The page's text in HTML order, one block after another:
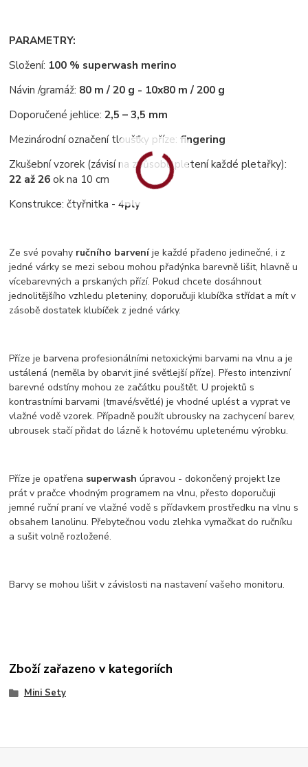
PARAMETRY:
Složení: 100 % superwash merino
Návin /gramáž: 80 m / 20 g - 10x80 m / 200 g
Doporučené jehlice:2,5 – 3,5 mm
Mezinárodní označení tloušťky příze:fingering
Zkušební vzorek (závisí na způsobu pletení každé pletařky):
22 až 26ok na 10 cm
Konstrukce: čtyřnitka -4ply
Ze své povahy ručního barveníje každé přadeno jedinečné, i z
jedné várky se mezi sebou mohou přadýnka barevně lišit, hlavně u
vícebarevných a prskaných přízí. Pokud chcete dosáhnout
jednolitějšího vzhledu pleteniny, doporučuji klubíčka střídat a mít v
zásobě dostatek klubíček z jedné várky.
Příze je barvena profesionálními netoxickými barvami na vlnu a je
ustálená (neměla by obarvit jiné světlejší příze). Přesto intenzivní
barevné odstíny mohou ze začátku pouštět. U projektů s
kontrastními barvami (tmavé/světlé) je vhodné uplést a vyprat ve
vlažné vodě vzorek. Případně použít ubrousky na zachycení barev,
ubrousek stačí přidat do lázně k hotovému upletenému výrobku.
Příze je opatřena superwash úpravou - dokončený projekt lze
prát v pračce vhodným programem na vlnu, přesto doporučuji
jemné ruční praní ve vlažné vodě s přídavkem prostředku na vlnu s
obsahem lanolinu. Přebytečnou vodu zlehka vymačkat do ručníku
a sušit volně rozložené.
Barvy se mohou lišit v závislosti na nastavení vašeho monitoru.
Zboží zařazeno v kategoriích
Mini Sety